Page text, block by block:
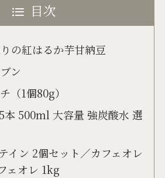
目次
の紅はるか芋甘納豆
ン
（1個80g）
500ml 大容量 強炭酸水 選
ン 2個セット／カフェオレ
ェオレ 1kg